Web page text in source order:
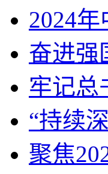
2024
奋进强
牢记总
“持续
聚焦